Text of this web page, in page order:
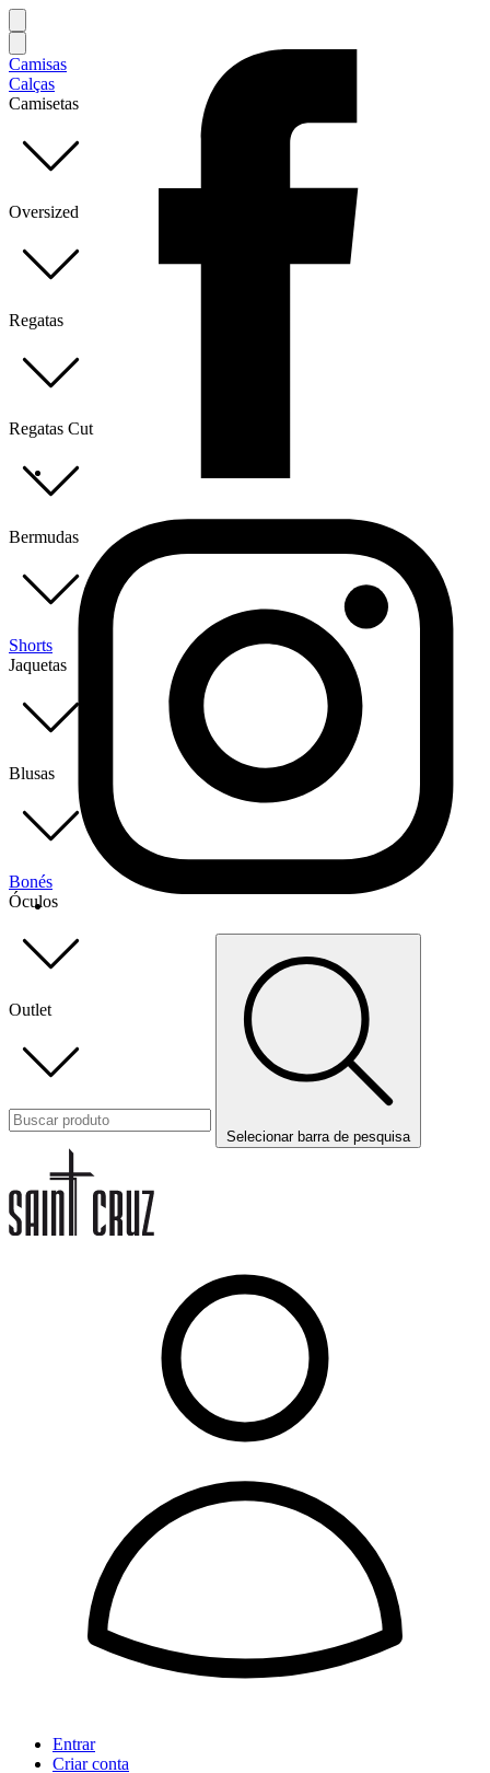
Camisas
Calças
Camisetas
Oversized
Regatas
Regatas Cut
Bermudas
Shorts
Jaquetas
Blusas
Bonés
Óculos
Outlet
Selecionar barra de pesquisa
Entrar
Criar conta